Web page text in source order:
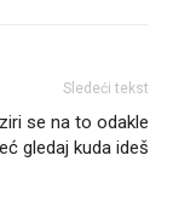
Sledeći tekst
se na to odakle
gledaj kuda ideš